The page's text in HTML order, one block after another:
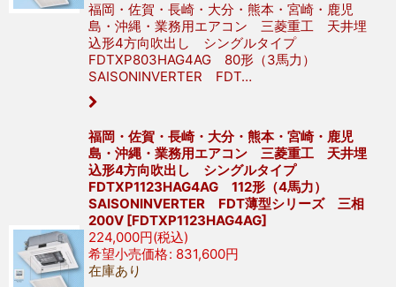
福岡・佐賀・長崎・大分・熊本・宮崎・鹿児
島・沖縄・業務用エアコン 三菱重工 天井埋
込形4方向吹出し シングルタイプ
FDTXP803HAG4AG 80形（3馬力）
SAISONINVERTER FDT…
福岡・佐賀・長崎・大分・熊本・宮崎・鹿児
島・沖縄・業務用エアコン 三菱重工 天井埋
込形4方向吹出し シングルタイプ
FDTXP1123HAG4AG 112形（4馬力）
SAISONINVERTER FDT薄型シリーズ 三相
200V [FDTXP1123HAG4AG]
224,000円(税込)
希望小売価格: 831,600円
在庫あり